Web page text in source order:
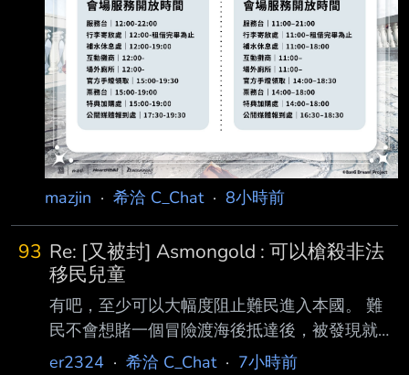
mazjin · 希洽 C_Chat· 8小時前
93 Re: [又被封] Asmongold : 可以槍殺非法
移民兒童
有吧，至少可以大幅度阻止難民進入本國。 難
民不會想賭一個冒險渡海後抵達後，被發現就會
被射殺的地方。 倒不如說，歐美現在這樣對難
er2324 · 希洽 C_Chat· 7小時前